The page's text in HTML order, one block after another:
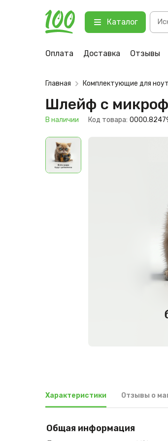
Каталог
Оплата Доставка Отзывы
Шлейф с
123 В наличии
Главная Комплектующие для
Шлейф с
В наличии Код товара:
Характеристики Отзывы о
Общая информация